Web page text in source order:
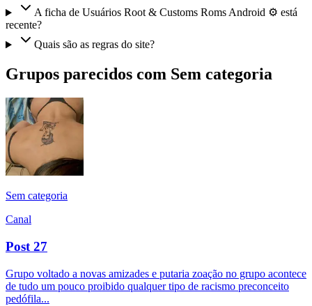
A ficha de Usuários Root & Customs Roms Android ⚙️ está
recente?
Quais são as regras do site?
Grupos parecidos com Sem categoria
Sem categoria
Canal
Post 27
Grupo voltado a novas amizades e putaria zoação no grupo acontece
de tudo um pouco proibido qualquer tipo de racismo preconceito
pedófila...